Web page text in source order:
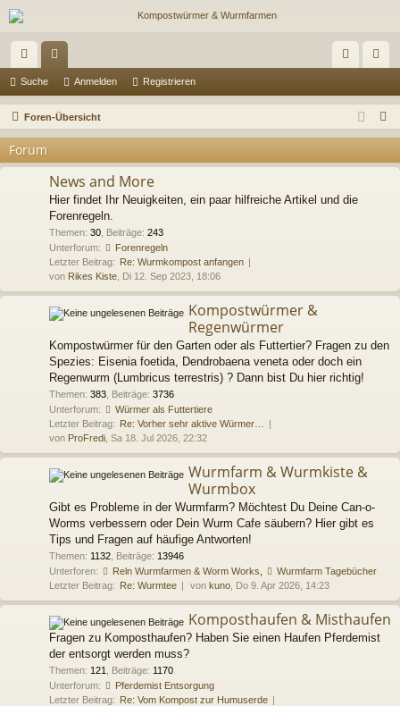
ch
ne
llz
ug
en m
el
de
ist
rie
re
Suche Anmelden Registrieren
Foren-Übersicht
u
Forum
News and More
Hier findet Ihr Neuigkeiten, ein paar hilfreiche Artikel und die
Forenregeln.
Themen: 30 Beiträge: 243
Unterforum:
Forenregeln
Letzter Beitrag: Re: Wurmkompost anfangen
von Rikes Kiste , Di 12. Sep 2023, 18:06
Kompostwürmer &
Regenwürmer
Kompostwürmer für den Garten oder als Futtertier? Fragen zu den
Spezies: Eisenia foetida, Dendrobaena veneta oder doch ein
Regenwurm (Lumbricus terrestris) ? Dann bist Du hier richtig!
Themen: 383 Beiträge: 3736
Unterforum:
Würmer als Futtertiere
Letzter Beitrag: Re: Vorher sehr aktive Würmer…
von ProFredi , Sa 18. Jul 2026, 22:32
Wurmfarm & Wurmkiste &
Wurmbox
Gibt es Probleme in der Wurmfarm? Möchtest Du Deine Can-o-
Worms verbessern oder Dein Wurm Cafe säubern? Hier gibt es
Tips und Fragen auf häufige Antworten!
Themen: 1132 Beiträge: 13946
Unterforen:
Reln Wurmfarmen & Worm Works
Wurmfarm Tagebücher
Letzter Beitrag: Re: Wurmtee von kuno , Do 9. Apr 2026, 14:23
Komposthaufen & Misthaufen
Fragen zu Komposthaufen? Haben Sie einen Haufen Pferdemist
der entsorgt werden muss?
Themen: 121 Beiträge: 1170
Unterforum:
Pferdemist Entsorgung
Letzter Beitrag: Re: Vom Kompost zur Humuserde